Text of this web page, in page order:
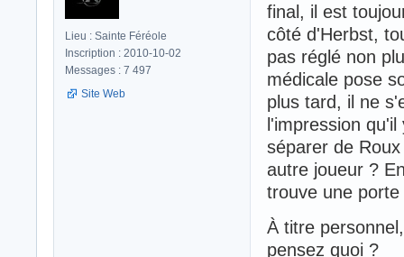
Lieu : Sainte Féréole
Inscription : 2010-10-02
Messages : 7 497
Site Web
final, il est
côté d'Herbst,
pas réglé non
médicale pose
plus tard, il ne
l'impression
séparer de
autre joueur ?
trouve une
À titre
pensez quoi ?